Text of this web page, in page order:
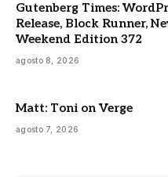
Gutenberg Times:
Release, Block Runner,
Weekend Edition 372
agosto 8, 2026
Matt: Toni on Verge
agosto 7, 2026